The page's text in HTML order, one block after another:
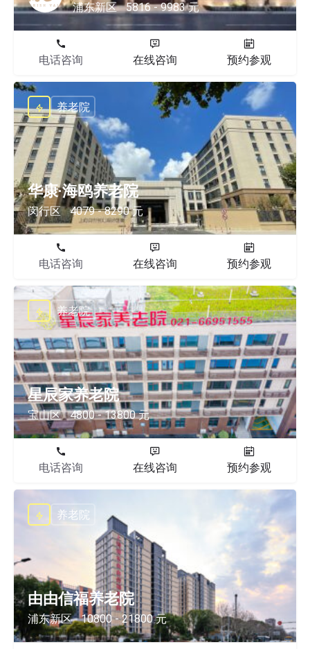
浦东新区 5816 - 9983 元
电话咨询 在线咨询 预约参观
华康·海鸥养老院
闵行区 4079 - 8290 元
养老院
电话咨询 在线咨询 预约参观
星辰家养老院
宝山区 4800 - 13800 元
养老院
电话咨询 在线咨询 预约参观
由由信福养老院
浦东新区 10800 - 21800 元
养老院